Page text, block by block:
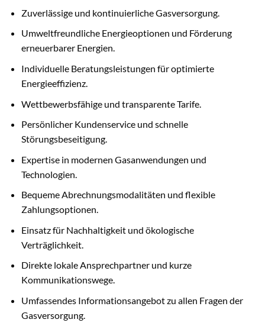
Zuverlässige und kontinuierliche Gasversorgung.
Umweltfreundliche Energieoptionen und Förderung
erneuerbarer Energien.
Individuelle Beratungsleistungen für optimierte
Energieeffizienz.
Wettbewerbsfähige und transparente Tarife.
Persönlicher Kundenservice und schnelle
Störungsbeseitigung.
Expertise in modernen Gasanwendungen und
Technologien.
Bequeme Abrechnungsmodalitäten und flexible
Zahlungsoptionen.
Einsatz für Nachhaltigkeit und ökologische
Verträglichkeit.
Direkte lokale Ansprechpartner und kurze
Kommunikationswege.
Umfassendes Informationsangebot zu allen Fragen der
Gasversorgung.